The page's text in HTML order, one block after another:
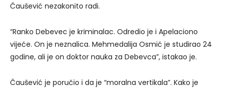
Čaušević nezakonito radi.
“Ranko Debevec je kriminalac. Odredio je i Apelaciono
vijeće. On je neznalica. Mehmedalija Osmić je studirao 24
godine, ali je on doktor nauka za Debevca”, istakao je.
Čaušević je poručio i da je “moralna vertikala”. Kako je